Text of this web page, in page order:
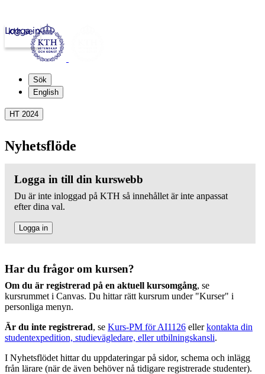
kth.se
Logga in
Sök
English
HT 2024
Nyhetsflöde
Logga in till din kurswebb
Du är inte inloggad på KTH så innehållet är inte anpassat
efter dina val.
Logga in
Har du frågor om kursen?
Om du är registrerad på en aktuell kursomgång, se
kursrummet i Canvas. Du hittar rätt kursrum under "Kurser" i
personliga menyn.
Är du inte registrerad, se Kurs-PM för AI1126 ellerkontakta din
studentexpedition, studievägledare, eller utbilningskansli.
I Nyhetsflödet hittar du uppdateringar på sidor, schema och inlägg
från lärare (när de även behöver nå tidigare registrerade studenter).